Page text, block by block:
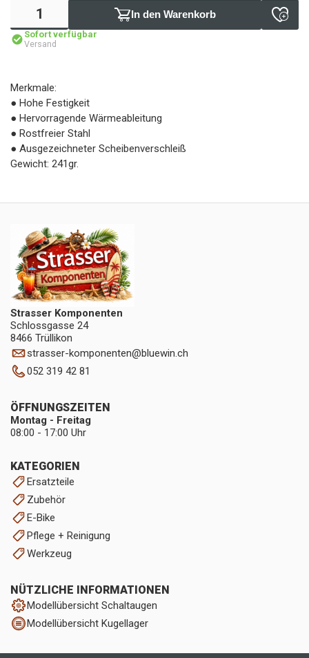
In den Warenkorb
Sofort verfügbar
Versand
Merkmale:
● Hohe Festigkeit
● Hervorragende Wärmeableitung
● Rostfreier Stahl
● Ausgezeichneter Scheibenverschleiß
Gewicht: 241gr.
Strasser Komponenten
Schlossgasse 24
8466 Trüllikon
strasser-komponenten@bluewin.ch
052 319 42 81
KATEGORIEN
Ersatzteile
Zubehör
E-Bike
Pflege + Reinigung
Werkzeug
NÜTZLICHE INFORMATIONEN
Modellübersicht Schaltaugen
Modellübersicht Kugellager
ÖFFNUNGSZEITEN
Montag - Freitag
08:00 - 17:00 Uhr